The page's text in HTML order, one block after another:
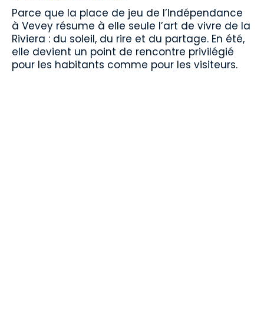
Parce que la place de jeu de l’Indépendance
à Vevey résume à elle seule l’art de vivre de la
Riviera : du soleil, du rire et du partage. En été,
elle devient un point de rencontre privilégié
pour les habitants comme pour les visiteurs.